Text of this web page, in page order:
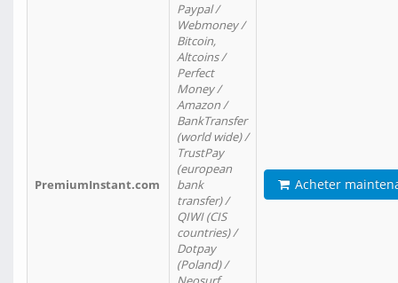
PremiumInstant.com
Paypal /
Webmoney /
Bitcoin,
Altcoins /
Perfect
Money /
Amazon /
BankTransfer
(world wide) /
TrustPay
(european
bank
transfer) /
QIWI (CIS
countries) /
Dotpay
(Poland) /
Acheter